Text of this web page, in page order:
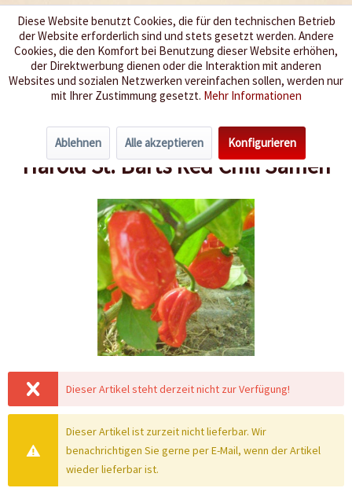
Wir würzen Ihr Leben
Menü
Übersicht Schärfegrad 9-10
Harold St. Barts Red Chili Samen
Dieser Artikel steht derzeit nicht zur Verfügung!
Dieser Artikel ist zurzeit nicht lieferbar. Wir
benachrichtigen Sie gerne per E-Mail, wenn der Artikel
wieder lieferbar ist.
Diese Website benutzt Cookies, die für den technischen Betrieb
der Website erforderlich sind und stets gesetzt werden. Andere
Cookies, die den Komfort bei Benutzung dieser Website erhöhen,
der Direktwerbung dienen oder die Interaktion mit anderen
Websites und sozialen Netzwerken vereinfachen sollen, werden nur
mit Ihrer Zustimmung gesetzt. Mehr Informationen
Ablehnen Alle akzeptieren Konfigurieren